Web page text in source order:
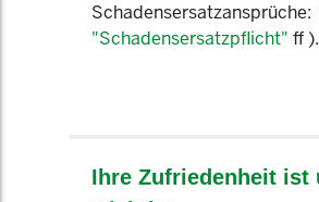
Schadensersatzansprüche:
"Schadensersatzpflicht" ff ).